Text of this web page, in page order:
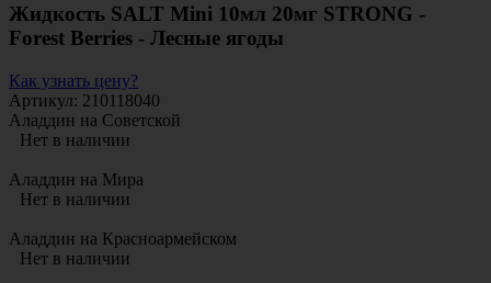
Жидкость SALT Mini 10мл 20мг STRONG -
Forest Berries - Лесные ягоды
Как узнать цену?
Артикул: 210118040
Аладдин на Советской
Нет в наличии
Аладдин на Мира
Нет в наличии
Аладдин на Красноармейском
Нет в наличии